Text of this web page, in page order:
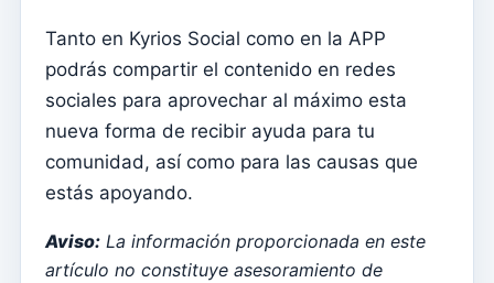
Importador de registros
Numeradores
Honorarios
Configuración de informes
Aplicação móvel
Catequesis en la aplicación
Tanto en Kyrios Social como en la APP
podrás compartir el contenido en redes
sociales para aprovechar al máximo esta
nueva forma de recibir ayuda para tu
comunidad, así como para las causas que
estás apoyando.
Aviso: La información proporcionada en este
artículo no constituye asesoramiento de